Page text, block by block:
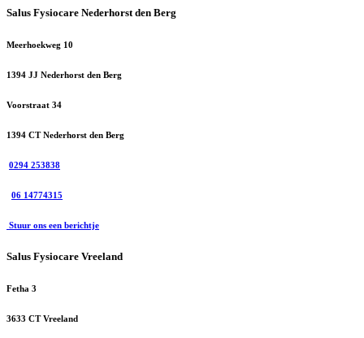
Salus Fysiocare Nederhorst den Berg
Meerhoekweg 10
1394 JJ Nederhorst den Berg
Voorstraat 34
1394 CT Nederhorst den Berg
0294 253838
06 14774315
Stuur ons een berichtje
Salus Fysiocare Vreeland
Fetha 3
3633 CT Vreeland